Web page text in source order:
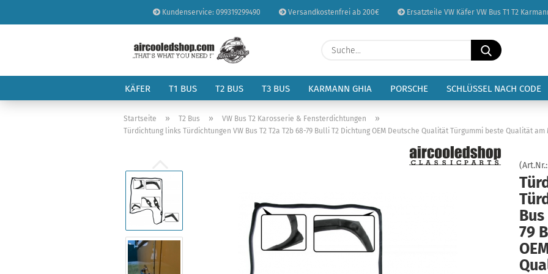
Kundenservice: 099319299490 Versandkostenfrei ab 200€ Ersatzteile VW Käfer VW Bus T1 T2
Sprache auswählen
Lieferland
Konto erstellen
Passwort
Suche...
KÄFER T1 BUS T2 BUS T3 BUS KARMANN GHIA PORSCHE SCHLÜSSEL NACH CODE
Startseite » T2 Bus » VW Bus T2 Karosserie & Fensterdichtungen »
Türdichtung links Türdichtungen VW Bus T2 T2a T2b 68-79 Bulli T2 Dichtung OEM Deutsche Qualität Türgummi beste Qualität am
79